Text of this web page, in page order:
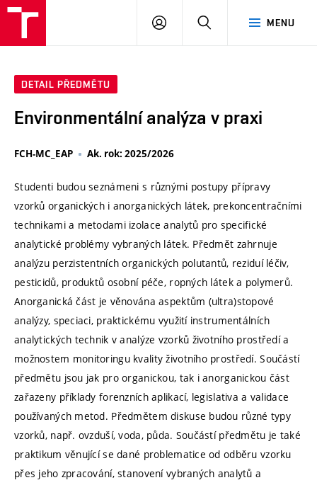
MENU
PŘIHLÁSIT
DETAIL PŘEDMĚTU
Environmentální analýza v praxi
FCH-MC_EAP Ak. rok: 2025/2026
Studenti budou seznámeni s různými postupy přípravy
vzorků organických i anorganických látek, prekoncentračními
technikami a metodami izolace analytů pro specifické
analytické problémy vybraných látek. Předmět zahrnuje
analýzu perzistentních organických polutantů, reziduí léčiv,
pesticidů, produktů osobní péče, ropných látek a polymerů.
Anorganická část je věnována aspektům (ultra)stopové
analýzy, speciaci, praktickému využití instrumentálních
analytických technik v analýze vzorků životního prostředí a
možnostem monitoringu kvality životního prostředí. Součástí
předmětu jsou jak pro organickou, tak i anorganickou část
zařazeny příklady forenzních aplikací, legislativa a validace
používaných metod. Předmětem diskuse budou různé typy
vzorků, např. ovzduší, voda, půda. Součástí předmětu je také
praktikum věnující se dané problematice od odběru vzorku
přes jeho zpracování, stanovení vybraných analytů a